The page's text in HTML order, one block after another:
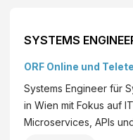
e
y
s
t
e
r
n
e
r
g
SYSTEMS
ORF Online und
Systems Engineer für
in Wien mit Fokus auf
Microservices, APIs